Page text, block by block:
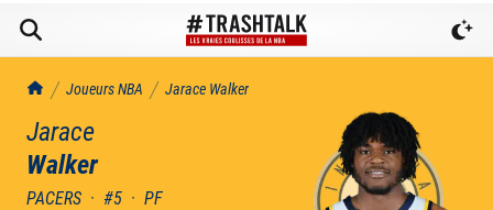
TrashTalk Actu NBA
Joueurs NBA Jarace Walker
Jarace
Walker
PACERS · #5 · PF